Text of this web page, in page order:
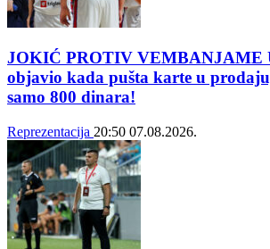
JOKIĆ PROTIV VEMBANJAME
objavio kada pušta karte u
samo 800 dinara!
Reprezentacija 20:50 07.08.2026.